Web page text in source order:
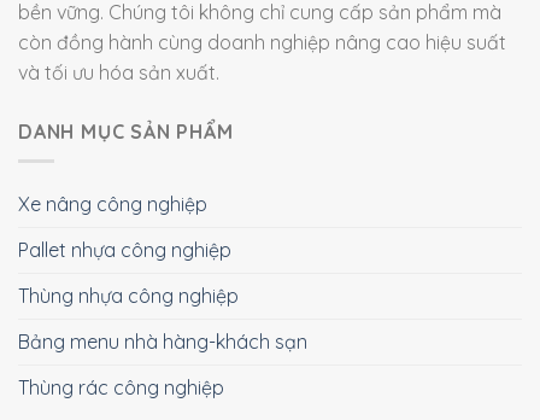
bền vững. Chúng tôi không chỉ cung cấp sản phẩm mà
còn đồng hành cùng doanh nghiệp nâng cao hiệu suất
và tối ưu hóa sản xuất.
DANH MỤC SẢN PHẨM
Xe nâng công nghiệp
Pallet nhựa công nghiệp
Thùng nhựa công nghiệp
Bảng menu nhà hàng-khách sạn
Thùng rác công nghiệp